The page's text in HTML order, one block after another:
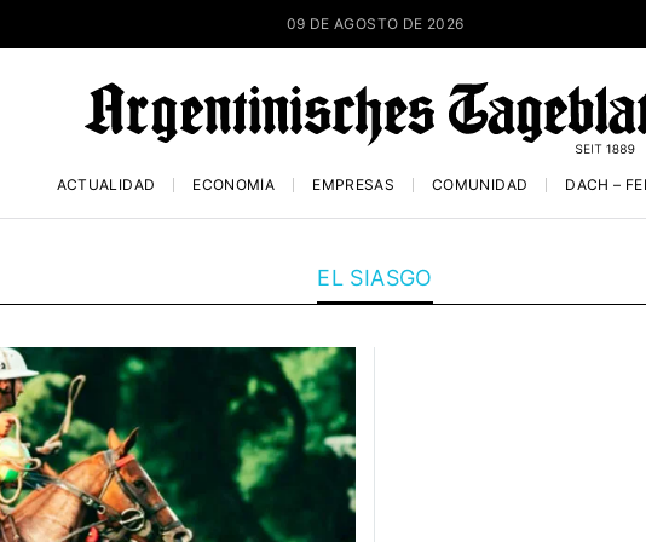
09 DE AGOSTO DE 2026
ACTUALIDAD ECONOMÍA EMPRESAS COMUNIDAD DACH –
EL SIASGO